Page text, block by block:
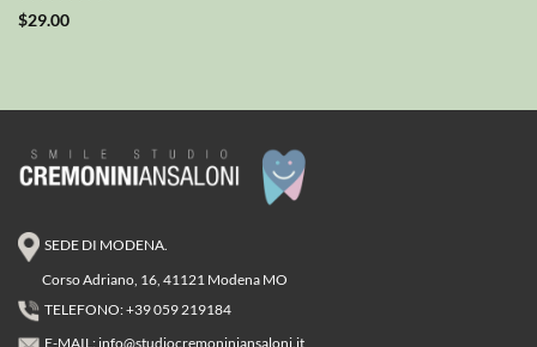
Valutato
$29.00
SEDE DI MODENA.
Corso Adriano, 16, 41121 Modena MO
TELEFONO: +39 059 219184
E-MAIL: info@studiocremoniniansaloni.it